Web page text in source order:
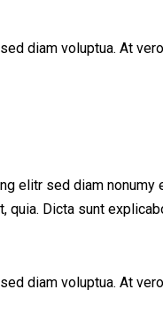
diam voluptua. At
elitr sed diam nonumy
quia. Dicta sunt
diam voluptua. At